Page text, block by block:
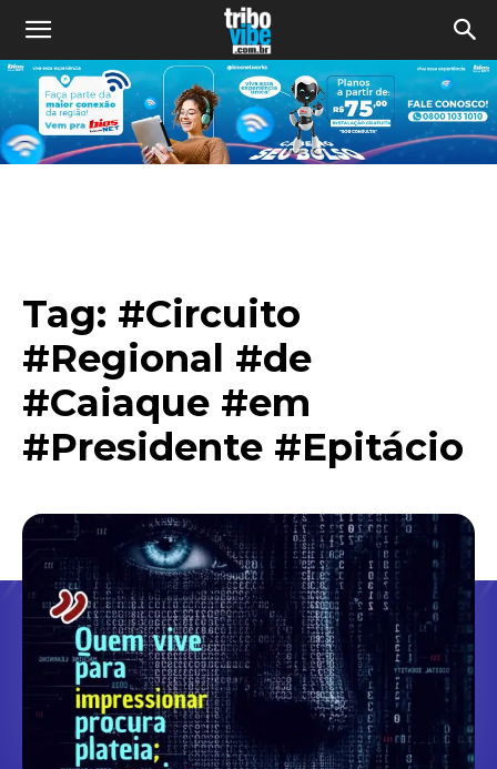
Tag: #Circuito
#Regional #de
#Caiaque #em
#Presidente #Epitácio